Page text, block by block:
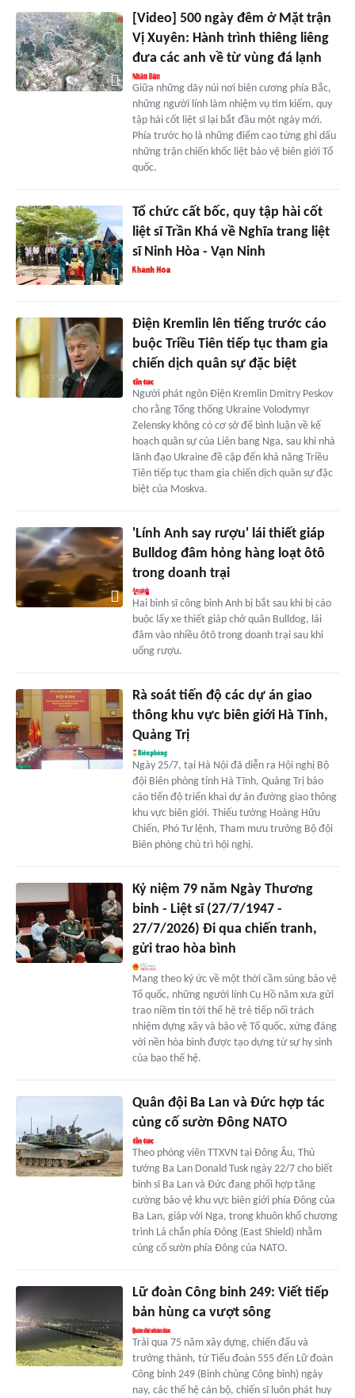
[Video] 500 ngày đêm ở Mặt trận
Vị Xuyên: Hành trình thiêng liêng
đưa các anh về từ vùng đá lạnh
Giữa những dãy núi nơi biên cương phía Bắc,
những người lính làm nhiệm vụ tìm kiếm, quy
tập hài cốt liệt sĩ lại bắt đầu một ngày mới.
Phía trước họ là những điểm cao từng ghi dấu
những trận chiến khốc liệt bảo vệ biên giới Tổ
quốc.
Tổ chức cất bốc, quy tập hài cốt
liệt sĩ Trần Khá về Nghĩa trang liệt
sĩ Ninh Hòa - Vạn Ninh
Điện Kremlin lên tiếng trước cáo
buộc Triều Tiên tiếp tục tham gia
chiến dịch quân sự đặc biệt
Người phát ngôn Điện Kremlin Dmitry Peskov
cho rằng Tổng thống Ukraine Volodymyr
Zelensky không có cơ sở để bình luận về kế
hoạch quân sự của Liên bang Nga, sau khi nhà
lãnh đạo Ukraine đề cập đến khả năng Triều
Tiên tiếp tục tham gia chiến dịch quân sự đặc
biệt của Moskva.
'Lính Anh say rượu' lái thiết giáp
Bulldog đâm hỏng hàng loạt ôtô
trong doanh trại
Hai binh sĩ công binh Anh bị bắt sau khi bị cáo
buộc lấy xe thiết giáp chở quân Bulldog, lái
đâm vào nhiều ôtô trong doanh trại sau khi
uống rượu.
Rà soát tiến độ các dự án giao
thông khu vực biên giới Hà Tĩnh,
Quảng Trị
Ngày 25/7, tại Hà Nội đã diễn ra Hội nghị Bộ
đội Biên phòng tỉnh Hà Tĩnh, Quảng Trị báo
cáo tiến độ triển khai dự án đường giao thông
khu vực biên giới. Thiếu tướng Hoàng Hữu
Chiến, Phó Tư lệnh, Tham mưu trưởng Bộ đội
Biên phòng chủ trì hội nghị.
Kỷ niệm 79 năm Ngày Thương
binh - Liệt sĩ (27/7/1947 -
27/7/2026) Đi qua chiến tranh,
gửi trao hòa bình
Mang theo ký ức về một thời cầm súng bảo vệ
Tổ quốc, những người lính Cụ Hồ năm xưa gửi
trao niềm tin tới thế hệ trẻ tiếp nối trách
nhiệm dựng xây và bảo vệ Tổ quốc, xứng đáng
với nền hòa bình được tạo dựng từ sự hy sinh
của bao thế hệ.
Quân đội Ba Lan và Đức hợp tác
củng cố sườn Đông NATO
Theo phóng viên TTXVN tại Đông Âu, Thủ
tướng Ba Lan Donald Tusk ngày 22/7 cho biết
binh sĩ Ba Lan và Đức đang phối hợp tăng
cường bảo vệ khu vực biên giới phía Đông của
Ba Lan, giáp với Nga, trong khuôn khổ chương
trình Lá chắn phía Đông (East Shield) nhằm
củng cố sườn phía Đông của NATO.
Lữ đoàn Công binh 249: Viết tiếp
bản hùng ca vượt sông
Trải qua 75 năm xây dựng, chiến đấu và
trưởng thành, từ Tiểu đoàn 555 đến Lữ đoàn
Công binh 249 (Binh chủng Công binh) ngày
nay, các thế hệ cán bộ, chiến sĩ luôn phát huy